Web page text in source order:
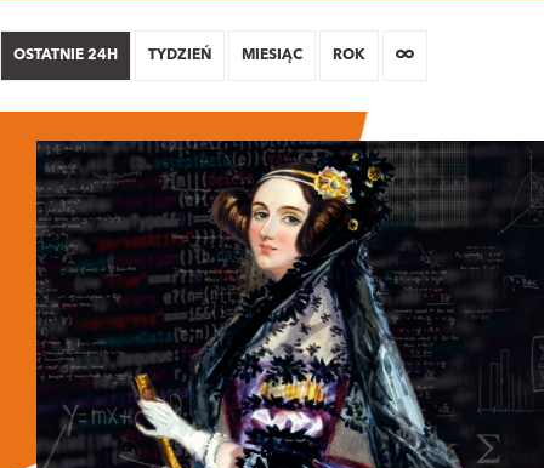
OSTATNIE 24H TYDZIEŃ MIESIĄC ROK